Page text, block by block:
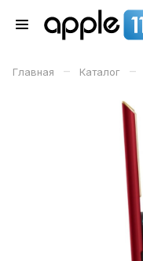
Главная – Каталог –